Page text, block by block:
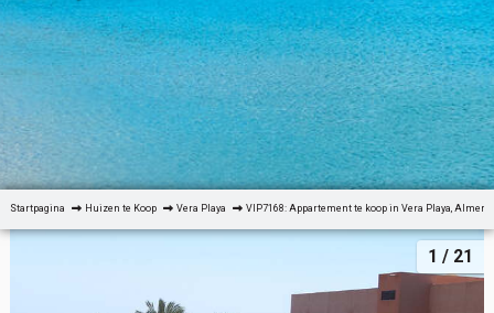
Startpagina Huizen te Koop Vera Playa VIP7168: Appartement te koop in Vera Playa, Almería
1 / 21